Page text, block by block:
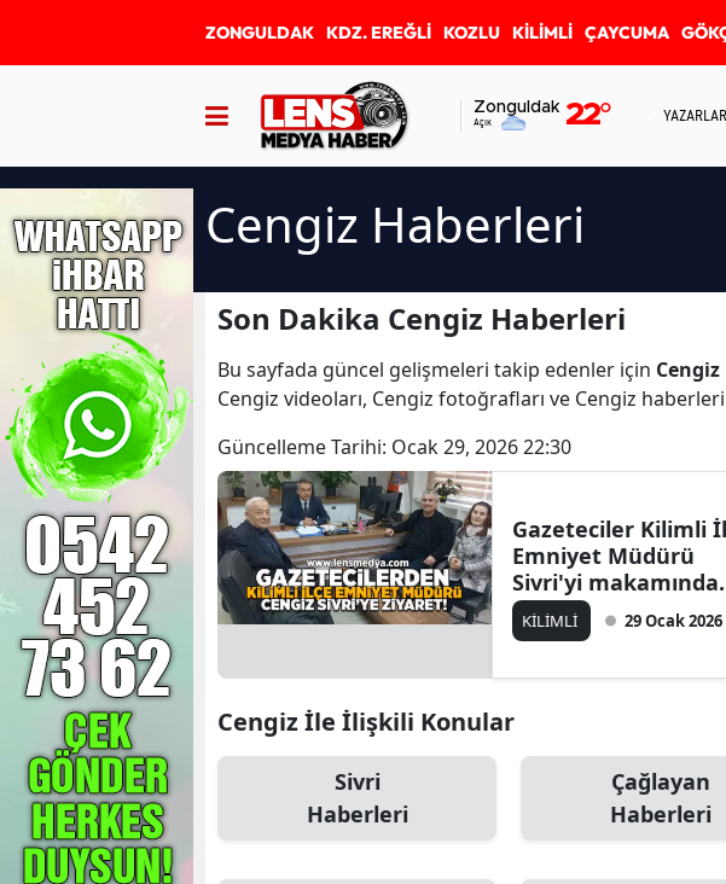
ZONGULDAK KDZ. EREĞLİ KOZLU KİLİMLİ ÇAYCUMA
Zonguldak
Açık 22° YAZARLAR
Cengiz Haberleri
Son Dakika Cengiz Haberleri
Bu sayfada güncel gelişmeleri takip edenler için Cengiz
Cengiz videoları, Cengiz fotoğrafları ve Cengiz haberleri
Güncelleme Tarihi: Ocak 29, 2026 22:30
Gazeteciler Kilimli
Emniyet Müdürü
Sivri'yi makamında
ziyaret etti!
KİLİMLİ 29 Ocak 2026
Cengiz İle İlişkili Konular
Sivri
Haberleri
Çağlayan
Haberleri